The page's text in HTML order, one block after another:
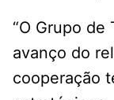
“O Grupo de
avanço do
cooperação